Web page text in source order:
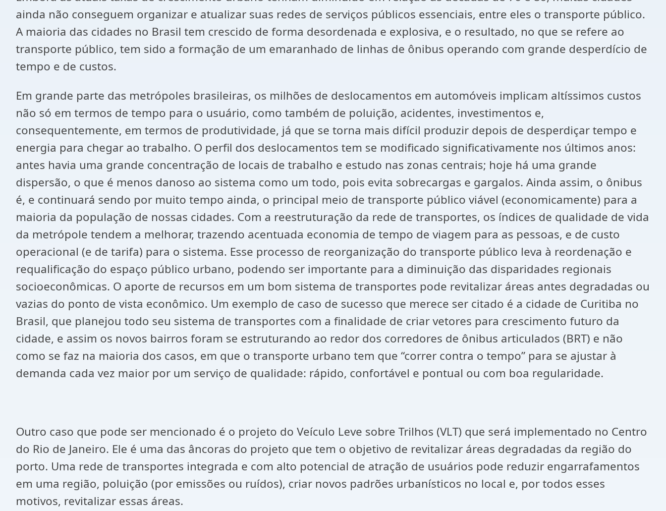
ainda não conseguem organizar e atualizar suas redes de serviços públicos essenciais, entre eles o transporte público.
A maioria das cidades no Brasil tem crescido de forma desordenada e explosiva, e o resultado, no que se refere ao
transporte público, tem sido a formação de um emaranhado de linhas de ônibus operando com grande desperdício de
tempo e de custos.
Em grande parte das metrópoles brasileiras, os milhões de deslocamentos em automóveis implicam altíssimos custos
não só em termos de tempo para o usuário, como também de poluição, acidentes, investimentos e,
consequentemente, em termos de produtividade, já que se torna mais difícil produzir depois de desperdiçar tempo e
energia para chegar ao trabalho. O perfil dos deslocamentos tem se modificado significativamente nos últimos anos:
antes havia uma grande concentração de locais de trabalho e estudo nas zonas centrais; hoje há uma grande
dispersão, o que é menos danoso ao sistema como um todo, pois evita sobrecargas e gargalos. Ainda assim, o ônibus
é, e continuará sendo por muito tempo ainda, o principal meio de transporte público viável (economicamente) para a
maioria da população de nossas cidades. Com a reestruturação da rede de transportes, os índices de qualidade de vida
da metrópole tendem a melhorar, trazendo acentuada economia de tempo de viagem para as pessoas, e de custo
operacional (e de tarifa) para o sistema. Esse processo de reorganização do transporte público leva à reordenação e
requalificação do espaço público urbano, podendo ser importante para a diminuição das disparidades regionais
socioeconômicas. O aporte de recursos em um bom sistema de transportes pode revitalizar áreas antes degradadas ou
vazias do ponto de vista econômico. Um exemplo de caso de sucesso que merece ser citado é a cidade de Curitiba no
Brasil, que planejou todo seu sistema de transportes com a finalidade de criar vetores para crescimento futuro da
cidade, e assim os novos bairros foram se estruturando ao redor dos corredores de ônibus articulados (BRT) e não
como se faz na maioria dos casos, em que o transporte urbano tem que “correr contra o tempo” para se ajustar à
demanda cada vez maior por um serviço de qualidade: rápido, confortável e pontual ou com boa regularidade.
Outro caso que pode ser mencionado é o projeto do Veículo Leve sobre Trilhos (VLT) que será implementado no Centro
do Rio de Janeiro. Ele é uma das âncoras do projeto que tem o objetivo de revitalizar áreas degradadas da região do
porto. Uma rede de transportes integrada e com alto potencial de atração de usuários pode reduzir engarrafamentos
em uma região, poluição (por emissões ou ruídos), criar novos padrões urbanísticos no local e, por todos esses
motivos, revitalizar essas áreas.